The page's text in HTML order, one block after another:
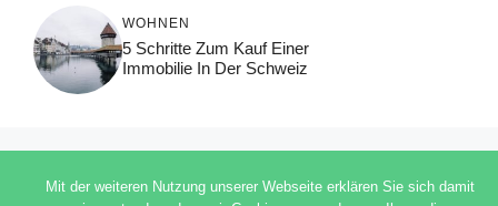
WOHNEN
5 Schritte Zum Kauf Einer
Immobilie In Der Schweiz
© 2026 ADSIMPLE
DATENSCHUTZERKLÄRUNG
Mit der weiteren Nutzung unserer Webseite erklären Sie sich damit